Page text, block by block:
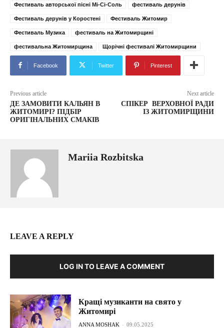
Фестиваль авторської пісні Мі-Сі-Соль фестиваль дерунів
Фестиваль дерунів у Коростені Фестиваль Житомир
Фестиваль Музика фестиваль на Житомирщині
фестивальна Житомирщина Щорічні фестивалі Житомирщини
Facebook Twitter Pinterest
Previous article
ДЕ ЗАМОВИТИ КАЛЬЯН В
ЖИТОМИРІ? ПІДБІР
ОРИГІНАЛЬНИХ СМАКІВ
Next article
СПІКЕР ВЕРХОВНОЇ РАДИ
ІЗ ЖИТОМИРЩИНИ
Mariia Rozbitska
LEAVE A REPLY
LOG IN TO LEAVE A COMMENT
Кращі музиканти на свято у
Житомирі
ANNA MOSHAK - 09.05.2025